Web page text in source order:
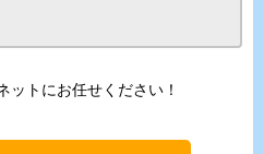
ットにお任せください！